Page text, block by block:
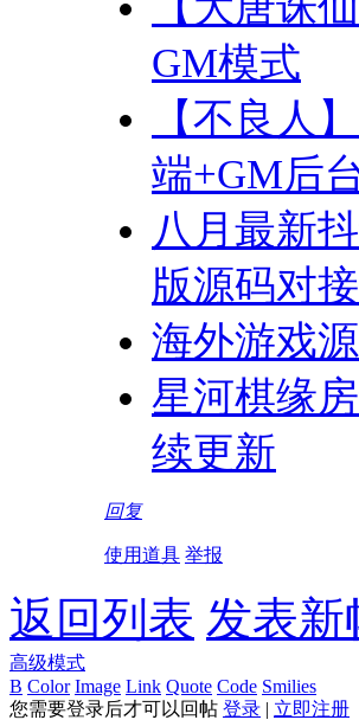
GM模式
【不良人
端+GM后
八月最新
版源码对
海外游戏
星河棋缘
续更新
回复
使用道具 举报
返回列表 发表新
高级模式
B Color Image Link Quote Code Smilies
您需要登录后才可以回帖 登录 | 立即注册